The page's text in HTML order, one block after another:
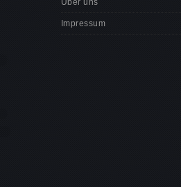
Über uns
Impressum